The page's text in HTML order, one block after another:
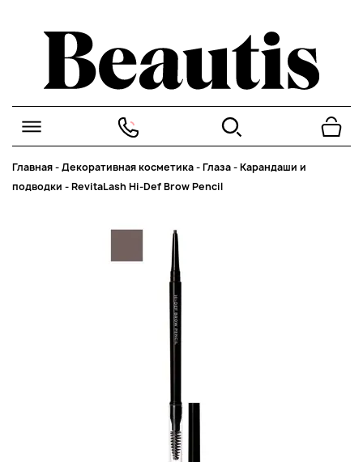
Главная-Декоративная косметика-Глаза-Карандаши и
подводки -RevitaLash Hi-Def Brow Pencil